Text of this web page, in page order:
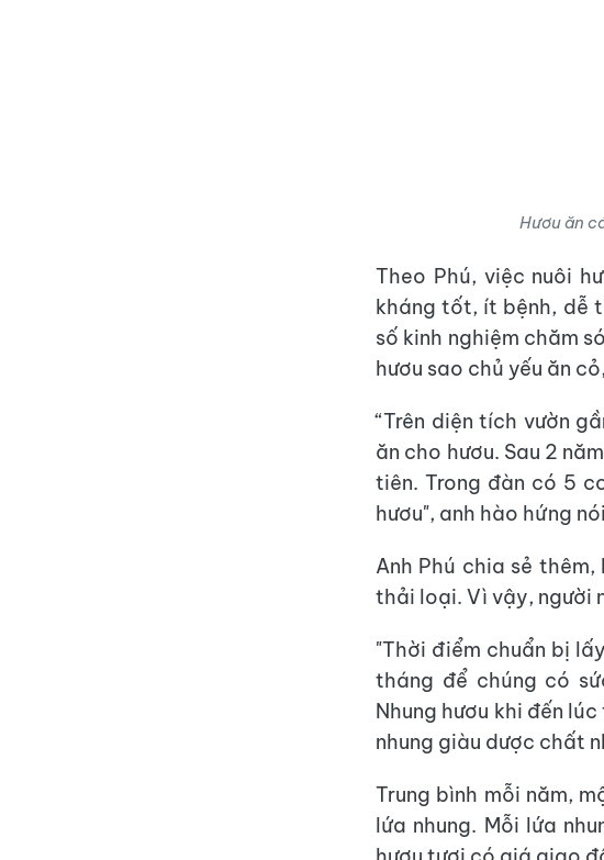
Hươu ăn
Theo Phú, việc nuôi
kháng tốt, ít bệnh, dễ
số kinh nghiệm chăm
hươu sao chủ yếu ăn
“Trên diện tích vườn
ăn cho hươu. Sau 2
tiên. Trong đàn có 5
hươu", anh hào hứng
Anh Phú chia sẻ
thải loại. Vì vậy, người
"Thời điểm chuẩn bị
tháng để chúng có
Nhung hươu khi đến
nhung giàu dược chất
Trung bình mỗi năm,
lứa nhung. Mỗi lứa